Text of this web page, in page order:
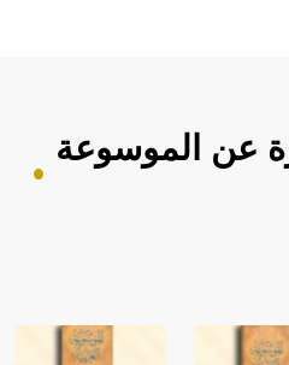
عن الموسوعة